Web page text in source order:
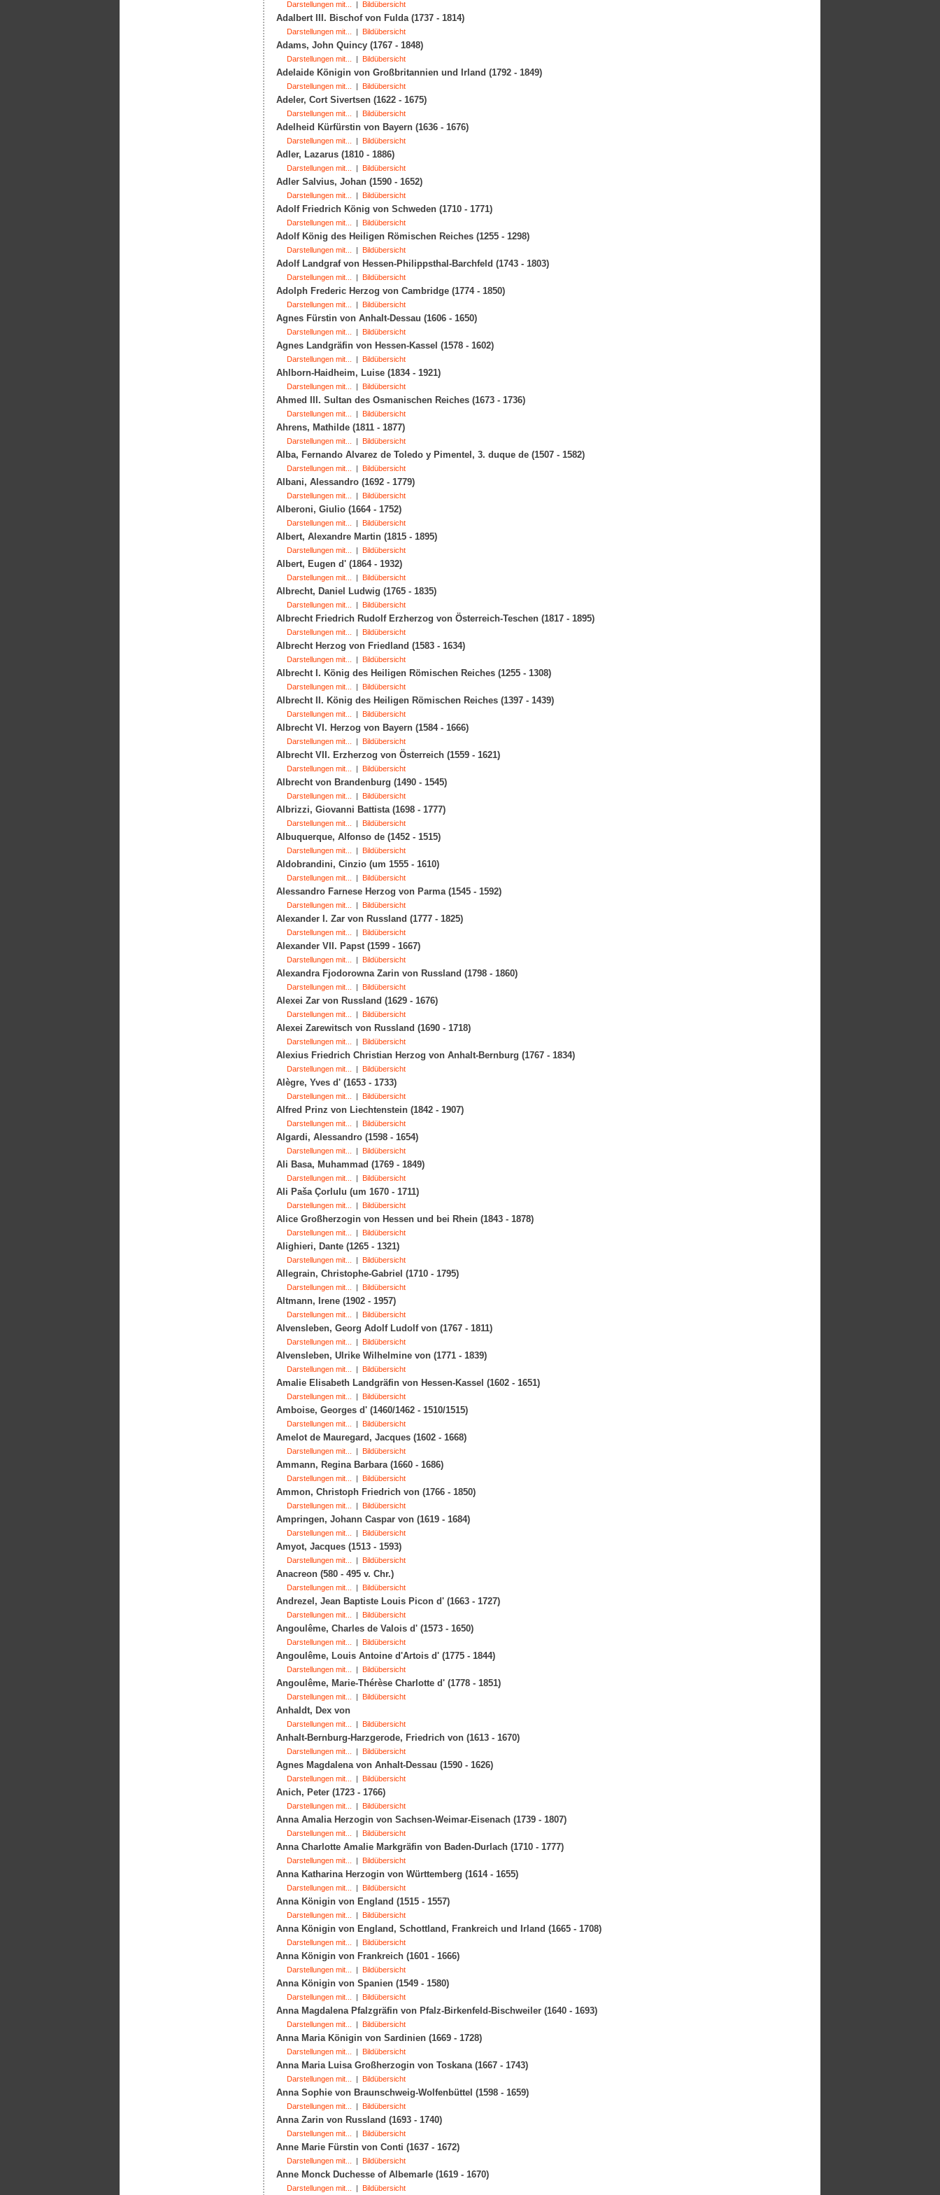
Darstellungen mit... | Bildübersicht
Adalbert III. Bischof von Fulda (1737 - 1814)
Darstellungen mit... | Bildübersicht
Adams, John Quincy (1767 - 1848)
Darstellungen mit... | Bildübersicht
Adelaide Königin von Großbritannien und Irland (1792 - 1849)
Darstellungen mit... | Bildübersicht
Adeler, Cort Sivertsen (1622 - 1675)
Darstellungen mit... | Bildübersicht
Adelheid Kürfürstin von Bayern (1636 - 1676)
Darstellungen mit... | Bildübersicht
Adler, Lazarus (1810 - 1886)
Darstellungen mit... | Bildübersicht
Adler Salvius, Johan (1590 - 1652)
Darstellungen mit... | Bildübersicht
Adolf Friedrich König von Schweden (1710 - 1771)
Darstellungen mit... | Bildübersicht
Adolf König des Heiligen Römischen Reiches (1255 - 1298)
Darstellungen mit... | Bildübersicht
Adolf Landgraf von Hessen-Philippsthal-Barchfeld (1743 - 1803)
Darstellungen mit... | Bildübersicht
Adolph Frederic Herzog von Cambridge (1774 - 1850)
Darstellungen mit... | Bildübersicht
Agnes Fürstin von Anhalt-Dessau (1606 - 1650)
Darstellungen mit... | Bildübersicht
Agnes Landgräfin von Hessen-Kassel (1578 - 1602)
Darstellungen mit... | Bildübersicht
Ahlborn-Haidheim, Luise (1834 - 1921)
Darstellungen mit... | Bildübersicht
Ahmed III. Sultan des Osmanischen Reiches (1673 - 1736)
Darstellungen mit... | Bildübersicht
Ahrens, Mathilde (1811 - 1877)
Darstellungen mit... | Bildübersicht
Alba, Fernando Alvarez de Toledo y Pimentel, 3. duque de (1507 - 1582)
Darstellungen mit... | Bildübersicht
Albani, Alessandro (1692 - 1779)
Darstellungen mit... | Bildübersicht
Alberoni, Giulio (1664 - 1752)
Darstellungen mit... | Bildübersicht
Albert, Alexandre Martin (1815 - 1895)
Darstellungen mit... | Bildübersicht
Albert, Eugen d' (1864 - 1932)
Darstellungen mit... | Bildübersicht
Albrecht, Daniel Ludwig (1765 - 1835)
Darstellungen mit... | Bildübersicht
Albrecht Friedrich Rudolf Erzherzog von Österreich-Teschen (1817 - 1895)
Darstellungen mit... | Bildübersicht
Albrecht Herzog von Friedland (1583 - 1634)
Darstellungen mit... | Bildübersicht
Albrecht I. König des Heiligen Römischen Reiches (1255 - 1308)
Darstellungen mit... | Bildübersicht
Albrecht II. König des Heiligen Römischen Reiches (1397 - 1439)
Darstellungen mit... | Bildübersicht
Albrecht VI. Herzog von Bayern (1584 - 1666)
Darstellungen mit... | Bildübersicht
Albrecht VII. Erzherzog von Österreich (1559 - 1621)
Darstellungen mit... | Bildübersicht
Albrecht von Brandenburg (1490 - 1545)
Darstellungen mit... | Bildübersicht
Albrizzi, Giovanni Battista (1698 - 1777)
Darstellungen mit... | Bildübersicht
Albuquerque, Alfonso de (1452 - 1515)
Darstellungen mit... | Bildübersicht
Aldobrandini, Cinzio (um 1555 - 1610)
Darstellungen mit... | Bildübersicht
Alessandro Farnese Herzog von Parma (1545 - 1592)
Darstellungen mit... | Bildübersicht
Alexander I. Zar von Russland (1777 - 1825)
Darstellungen mit... | Bildübersicht
Alexander VII. Papst (1599 - 1667)
Darstellungen mit... | Bildübersicht
Alexandra Fjodorowna Zarin von Russland (1798 - 1860)
Darstellungen mit... | Bildübersicht
Alexei Zar von Russland (1629 - 1676)
Darstellungen mit... | Bildübersicht
Alexei Zarewitsch von Russland (1690 - 1718)
Darstellungen mit... | Bildübersicht
Alexius Friedrich Christian Herzog von Anhalt-Bernburg (1767 - 1834)
Darstellungen mit... | Bildübersicht
Alègre, Yves d' (1653 - 1733)
Darstellungen mit... | Bildübersicht
Alfred Prinz von Liechtenstein (1842 - 1907)
Darstellungen mit... | Bildübersicht
Algardi, Alessandro (1598 - 1654)
Darstellungen mit... | Bildübersicht
Ali Basa, Muhammad (1769 - 1849)
Darstellungen mit... | Bildübersicht
Ali Paša Çorlulu (um 1670 - 1711)
Darstellungen mit... | Bildübersicht
Alice Großherzogin von Hessen und bei Rhein (1843 - 1878)
Darstellungen mit... | Bildübersicht
Alighieri, Dante (1265 - 1321)
Darstellungen mit... | Bildübersicht
Allegrain, Christophe-Gabriel (1710 - 1795)
Darstellungen mit... | Bildübersicht
Altmann, Irene (1902 - 1957)
Darstellungen mit... | Bildübersicht
Alvensleben, Georg Adolf Ludolf von (1767 - 1811)
Darstellungen mit... | Bildübersicht
Alvensleben, Ulrike Wilhelmine von (1771 - 1839)
Darstellungen mit... | Bildübersicht
Amalie Elisabeth Landgräfin von Hessen-Kassel (1602 - 1651)
Darstellungen mit... | Bildübersicht
Amboise, Georges d' (1460/1462 - 1510/1515)
Darstellungen mit... | Bildübersicht
Amelot de Mauregard, Jacques (1602 - 1668)
Darstellungen mit... | Bildübersicht
Ammann, Regina Barbara (1660 - 1686)
Darstellungen mit... | Bildübersicht
Ammon, Christoph Friedrich von (1766 - 1850)
Darstellungen mit... | Bildübersicht
Ampringen, Johann Caspar von (1619 - 1684)
Darstellungen mit... | Bildübersicht
Amyot, Jacques (1513 - 1593)
Darstellungen mit... | Bildübersicht
Anacreon (580 - 495 v. Chr.)
Darstellungen mit... | Bildübersicht
Andrezel, Jean Baptiste Louis Picon d' (1663 - 1727)
Darstellungen mit... | Bildübersicht
Angoulême, Charles de Valois d' (1573 - 1650)
Darstellungen mit... | Bildübersicht
Angoulême, Louis Antoine d'Artois d' (1775 - 1844)
Darstellungen mit... | Bildübersicht
Angoulême, Marie-Thérèse Charlotte d' (1778 - 1851)
Darstellungen mit... | Bildübersicht
Anhaldt, Dex von
Darstellungen mit... | Bildübersicht
Anhalt-Bernburg-Harzgerode, Friedrich von (1613 - 1670)
Darstellungen mit... | Bildübersicht
Agnes Magdalena von Anhalt-Dessau (1590 - 1626)
Darstellungen mit... | Bildübersicht
Anich, Peter (1723 - 1766)
Darstellungen mit... | Bildübersicht
Anna Amalia Herzogin von Sachsen-Weimar-Eisenach (1739 - 1807)
Darstellungen mit... | Bildübersicht
Anna Charlotte Amalie Markgräfin von Baden-Durlach (1710 - 1777)
Darstellungen mit... | Bildübersicht
Anna Katharina Herzogin von Württemberg (1614 - 1655)
Darstellungen mit... | Bildübersicht
Anna Königin von England (1515 - 1557)
Darstellungen mit... | Bildübersicht
Anna Königin von England, Schottland, Frankreich und Irland (1665 - 1708)
Darstellungen mit... | Bildübersicht
Anna Königin von Frankreich (1601 - 1666)
Darstellungen mit... | Bildübersicht
Anna Königin von Spanien (1549 - 1580)
Darstellungen mit... | Bildübersicht
Anna Magdalena Pfalzgräfin von Pfalz-Birkenfeld-Bischweiler (1640 - 1693)
Darstellungen mit... | Bildübersicht
Anna Maria Königin von Sardinien (1669 - 1728)
Darstellungen mit... | Bildübersicht
Anna Maria Luisa Großherzogin von Toskana (1667 - 1743)
Darstellungen mit... | Bildübersicht
Anna Sophie von Braunschweig-Wolfenbüttel (1598 - 1659)
Darstellungen mit... | Bildübersicht
Anna Zarin von Russland (1693 - 1740)
Darstellungen mit... | Bildübersicht
Anne Marie Fürstin von Conti (1637 - 1672)
Darstellungen mit... | Bildübersicht
Anne Monck Duchesse of Albemarle (1619 - 1670)
Darstellungen mit... | Bildübersicht